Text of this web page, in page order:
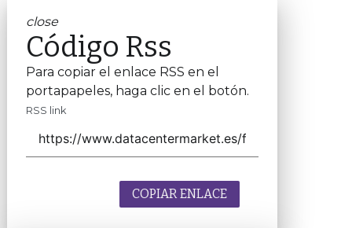
close
Código Rss
Para copiar el enlace RSS en el
portapapeles, haga clic en el botón.
RSS link
COPIAR ENLACE